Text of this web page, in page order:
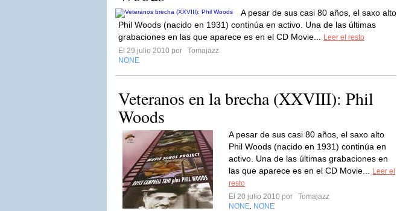
A pesar de sus casi 80 años, el saxo alto
Phil Woods (nacido en 1931) continúa en activo. Una de las últimas
grabaciones en las que aparece es en el CD Movie...
Leer el resto
El 29 julio 2010 por
Tomajazz
NONE
Veteranos en la brecha (XXVIII): Phil
Woods
A pesar de sus casi 80 años, el saxo alto
Phil Woods (nacido en 1931) continúa en
activo. Una de las últimas grabaciones en
las que aparece es en el CD Movie...
Leer el
resto
El 20 julio 2010 por
Tomajazz
NONE NONE